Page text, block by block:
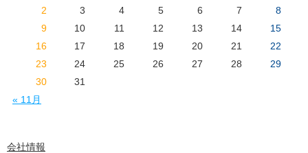
« 11月
2
3 4 5 6 7
8
9
10 11 12 13 14
15
16
17 18 19 20 21
22
23
24 25 26 27 28
29
30
31
会社情報